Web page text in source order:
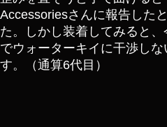
Accessoriesさんに報告した
た。しかし装着してみると
でウォーターキイに干渉し
す。（通算6代目）